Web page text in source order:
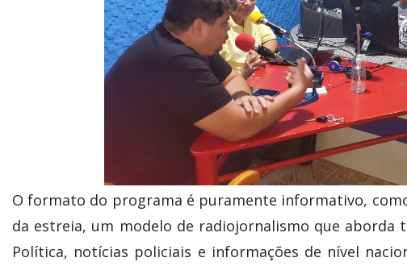
O formato do programa é puramente informativo,
da estreia, um modelo de radiojornalismo que aborda
Política, notícias policiais e informações de nível